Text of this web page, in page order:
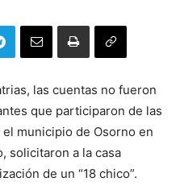
las cuentas no fueron
que participaron de las
municipio de Osorno en
solicitaron a la casa
de un “18 chico”.